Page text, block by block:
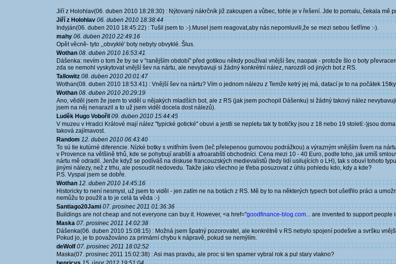
Jiří z Holohlav(06. duben 2010 18:28:30) : Nýtovaný nákrčník již zakoupen a vůbec, tohle je v řešení. Jde to pomalu, čekala mě
Jiří z Holohlav 06. duben 2010 18:38:44
Indyján(06. duben 2010 18:45:22) : Tušil jsem to :-).Musel jsem reagovat,aby nás nepomluvili,že se mezi sebou šetříme :-).
mahy 06. duben 2010 22:49:16
Opět věcně- tyto ,,obvyklé' boty nebyly obvyklé. Šlus.
Wothan 08. duben 2010 16:53:41
Dášenka: nevím o tom že by se v "ranějším období" před gotikou někdy používal vnější šev, naopak - protože šlo o boty
zda se nemohl vyskytovat vnější šev na nártu, ale nevybavuji si žádný konkrétní nález, narozdíl od jiných bot z RS.
Tallowitz 08. duben 2010 20:01:47
Wothan(08. duben 2010 18:53:41) : Vnější šev na nártu? Vím o jednom nálezu z Temže ketrý jej má, datací je to na počátek
Wothan 08. duben 2010 20:29:19
Ano, věděl jsem že jsem to viděl u nějakých mladších bot, ale z RS (jak jsem pochopil Dášenku) si žádný takový nález
jsem na něj nenarazil a to už jsem viděl docela dost nálezů).
Luděk Hugo Vobořil 09. duben 2010 15:44:45
V muzeu v Hradci Králové mají nález "typické gotické" obuvi a jestli se nepletu tak ty botičky jsou z 18 nebo 19 století:-)jsou
taková zajímavost.
Random 12. duben 2010 06:43:40
To sú tie kutúrné diferencie. Nízké botky s vnitřním švem (leč přelepenou gumovou podrážkou) a výrazným vnějším švem na
v Provence na většině trhů, kde se pohybují arabští a afroarabští obchodníci. Cena mezi 10 - 40 Euro, podle toho, jak umíš
nártu mě odradil. Jenže když se podíváš na diskuse francouzských medievalistů (tedy lidí usilujících o LH), tak s obuví tohoto
jinými nálezy, než z trhu, ale posoudit nedovedu. Takže jako všechno je třeba posuzovat z úhlu pohledu kdo, kdy a kde?
P.S. Vyspal jsem se dobře.
Wothan 12. duben 2010 14:45:16
Historicky to není nesmysl, už jsem to viděl - jen zatím ne na botách z RS. Mě by to na některých typech bot ušetřilo práci a
nemůžu to použít a to je celá ta věda :-)
Santiago20Jami 07. prosinec 2011 01:36:36
Buildings are not cheap and not everyone can buy it. However, <a href="goodfinance-blog.com... are invented to support people
Maska 07. prosinec 2011 14:02:38
Dášenka(06. duben 2010 15:08:15) : Možná jsem špatný pozorovatel, ale konkrétně v RS nebylo spojení podešve a svršku
Pokud jo, je to považováno za primární chybu k nápravě, pokud se nemýlím.
deWolf 07. prosinec 2011 18:02:52
Maska(07. prosinec 2011 15:02:38) : Asi mas pravdu, ale proc si ten spamer vybral rok a pul stary vlakno?